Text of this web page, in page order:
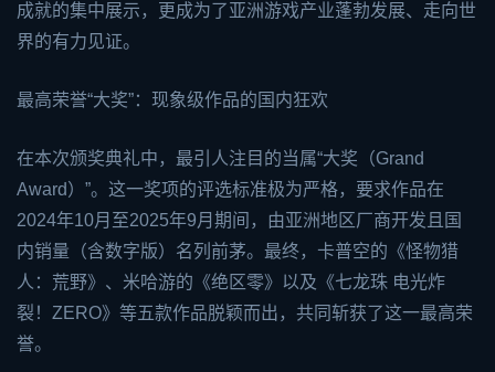
成就的集中展示，更成为了亚洲游戏产业蓬勃发展、走向世
界的有力见证。
最高荣誉“大奖”：现象级作品的国内狂欢
在本次颁奖典礼中，最引人注目的当属“大奖（Grand
Award）”。这一奖项的评选标准极为严格，要求作品在
2024年10月至2025年9月期间，由亚洲地区厂商开发且国
内销量（含数字版）名列前茅。最终，卡普空的《怪物猎
人：荒野》、米哈游的《绝区零》以及《七龙珠 电光炸
裂！ZERO》等五款作品脱颖而出，共同斩获了这一最高荣
誉。